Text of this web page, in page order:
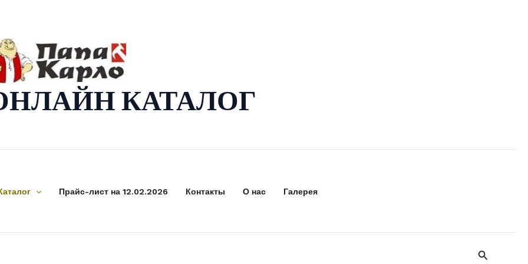
КАТАЛОГ
Прайс-лист на 12.02.2026 Контакты О нас Галерея
Поиск